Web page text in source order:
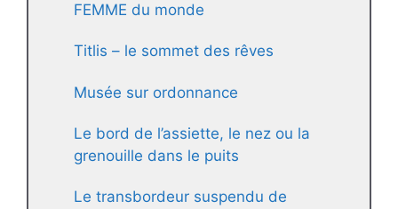
FEMME du monde
Titlis – le sommet des rêves
Musée sur ordonnance
Le bord de l’assiette, le nez ou la
grenouille dans le puits
Le transbordeur suspendu de